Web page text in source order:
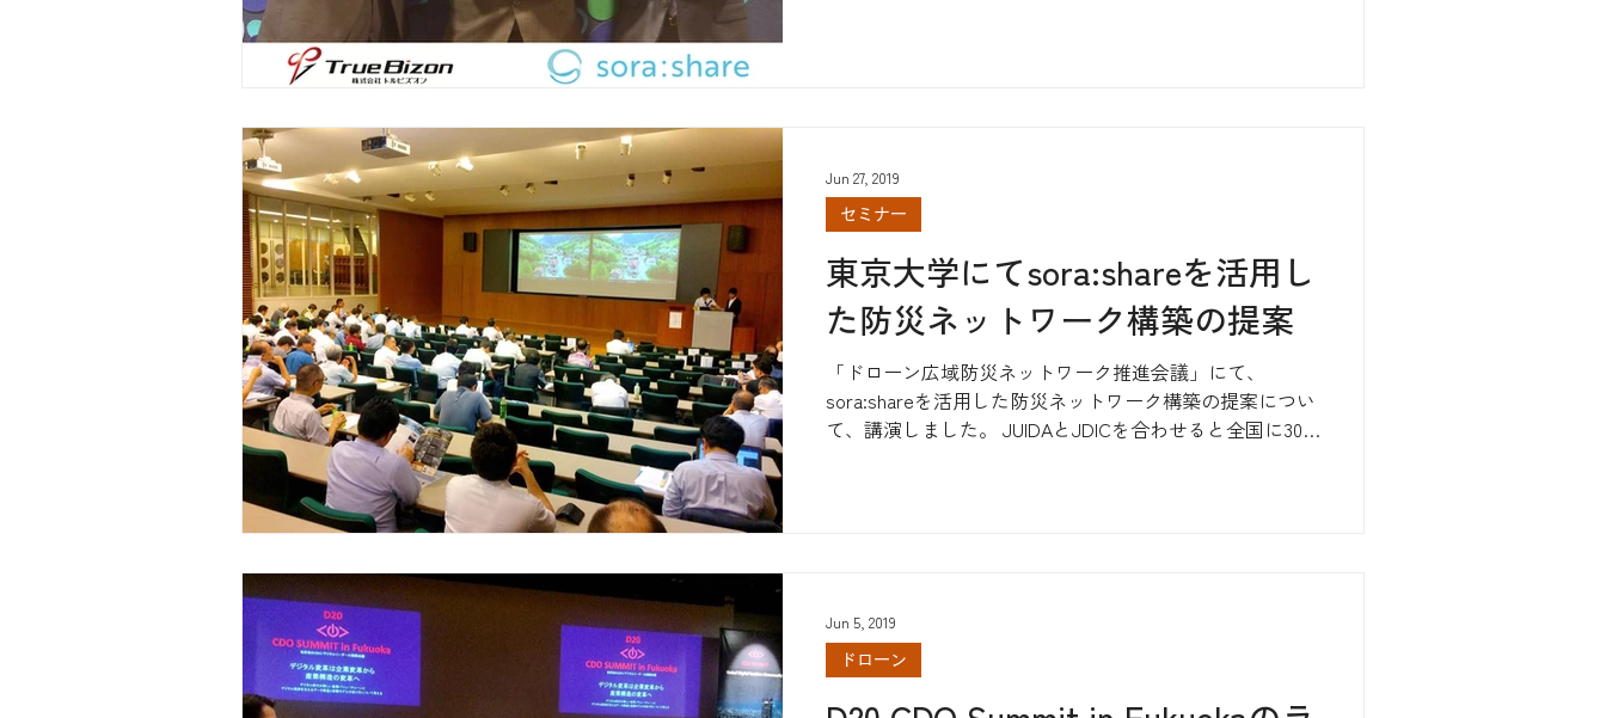
東京大学にてsora:shareを活用し
た防災ネットワーク構築の提案
「ドローン広域防災ネットワーク推進会議」にて、
sora:shareを活用した防災ネットワーク構築の提案につい
て、講演しました。 JUIDAとJDICを合わせると全国に300
セミナー
Jun 27, 2019
ドローン
Jun 5, 2019